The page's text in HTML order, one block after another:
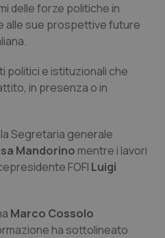
delle forze politiche in
alle sue prospettive future
politici e istituzionali che
in presenza o in
Segretaria generale
Mandorino mentre i lavori
FOFI Luigi
Marco Cossolo
ha sottolineato